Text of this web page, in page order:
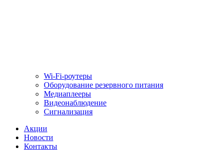
Wi-Fi-роутеры
Оборудование резервного питания
Медиаплееры
Видеонаблюдение
Сигнализация
Акции
Новости
Контакты